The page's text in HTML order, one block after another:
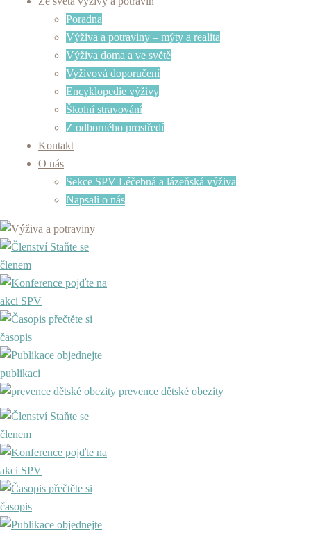
Poradna
Výživa a potraviny – mýty a realita
Výživa doma a ve světě
Vyživová doporučení
Encyklopedie výživy
Školní stravování
Z odborného prostředí
Kontakt
O nás
Sekce SPV Léčebná a lázeňská výživa
Napsali o nás
Staňte se
členem
pojďte na
akci SPV
přečtěte si
časopis
objednejte
publikaci
prevence dětské obezity
Staňte se
členem
pojďte na
akci SPV
přečtěte si
časopis
objednejte